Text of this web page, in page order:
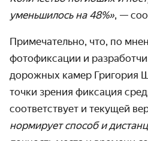
уменьшилось на 48%», —
Примечательно, что, по
фотофиксации и
дорожных камер Григория
точки зрения фиксация
соответствует и текущей
нормирует способ и